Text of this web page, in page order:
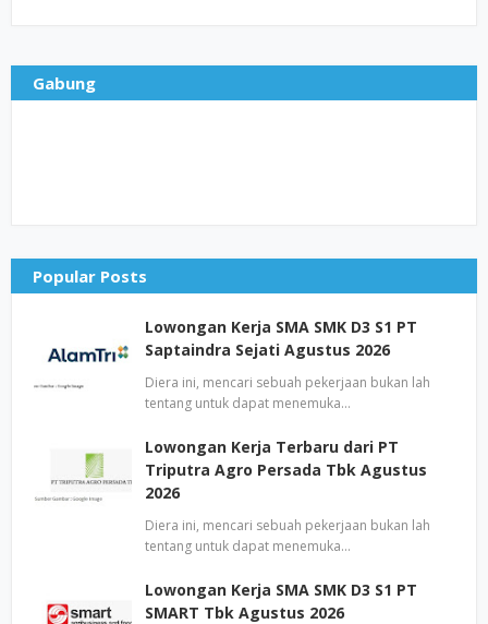
Gabung
Popular Posts
Lowongan Kerja SMA SMK D3 S1 PT
Saptaindra Sejati Agustus 2026
Diera ini, mencari sebuah pekerjaan bukan lah
tentang untuk dapat menemuka…
Lowongan Kerja Terbaru dari PT
Triputra Agro Persada Tbk Agustus
2026
Diera ini, mencari sebuah pekerjaan bukan lah
tentang untuk dapat menemuka…
Lowongan Kerja SMA SMK D3 S1 PT
SMART Tbk Agustus 2026